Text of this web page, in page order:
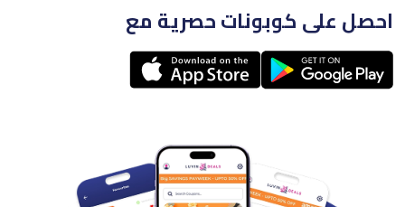
احصل على كوبونات حصرية مع